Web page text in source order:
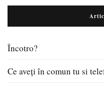
Încotro?
Ce aveți în comun tu si